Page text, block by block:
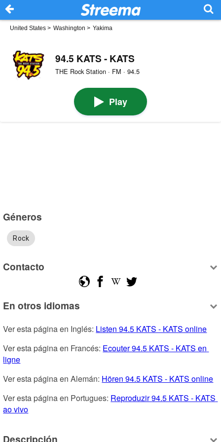
United States > Washington > Yakima
94.5 KATS - KATS
THE Rock Station · FM · 94.5
Play
Géneros
Rock
Contacto
En otros idiomas
Ver esta página en Inglés: Listen 94.5 KATS - KATS online
Ver esta página en Francés: Ecouter 94.5 KATS - KATS en
ligne
Ver esta página en Alemán: Hören 94.5 KATS - KATS online
Ver esta página en Portugues: Reproduzir 94.5 KATS - KATS
ao vivo
Descripción